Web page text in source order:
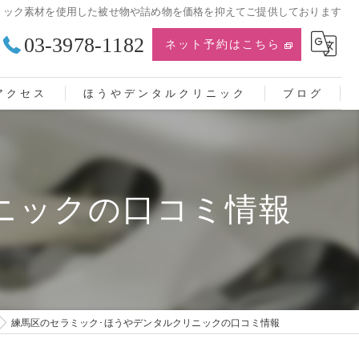
ク素材を使用した被せ物や詰め物を価格を抑えてご提供しております
03-3978-1182 ネット予約はこちら
クセス ほうやデンタルクリニック ブログ
ックの口コミ情報
練馬区のセラミック･ほうやデンタルクリニックの口コミ情報